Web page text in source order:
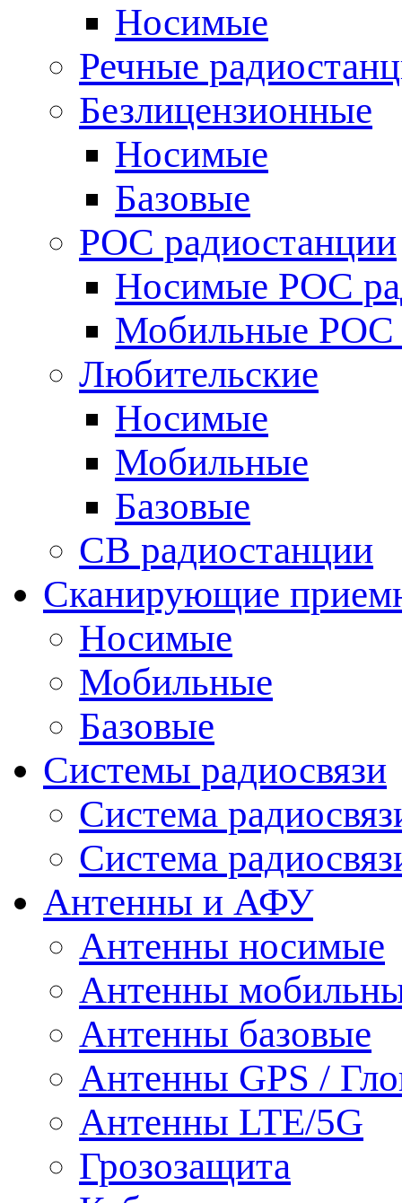
Носимые
Речные
Безлицензионные
Носимые
Базовые
POC радиостанции
Носимые POC
Мобильные POC
Любительские
Носимые
Мобильные
Базовые
CB радиостанции
Сканирующие
Носимые
Мобильные
Базовые
Системы радиосвязи
Система
Система
Антенны и АФУ
Антенны носимые
Антенны
Антенны базовые
Антенны GPS /
Антенны LTE/5G
Грозозащита